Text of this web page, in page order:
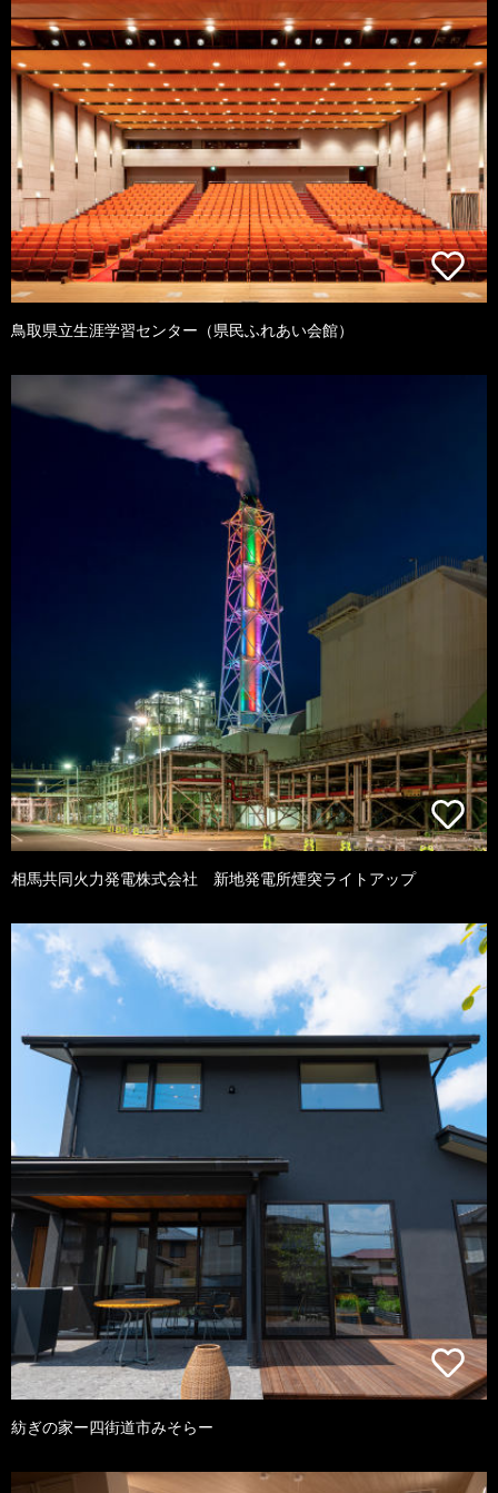
鳥取県立生涯学習センター（県民ふれあい会館）
相馬共同火力発電株式会社 新地発電所煙突ライトアップ
紡ぎの家ー四街道市みそらー